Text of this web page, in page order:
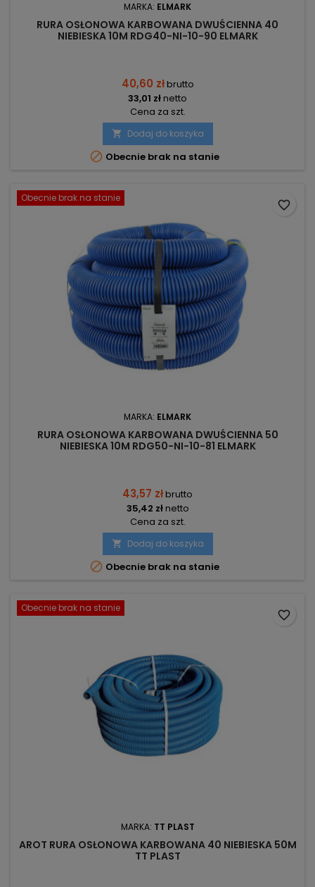
MARKA: ELMARK
RURA OSŁONOWA KARBOWANA DWUŚCIENNA 40
NIEBIESKA 10M RDG40-NI-10-90 ELMARK
40,60 złbrutto
33,01 złnetto
Cena za szt.
 Dodaj do koszyka
 Obecnie brak na stanie
Obecnie brak na stanie
MARKA: ELMARK
RURA OSŁONOWA KARBOWANA DWUŚCIENNA 50
NIEBIESKA 10M RDG50-NI-10-81 ELMARK
43,57 złbrutto
35,42 złnetto
Cena za szt.
 Dodaj do koszyka
 Obecnie brak na stanie
favorite_border
Obecnie brak na stanie
MARKA: TT PLAST
AROT RURA OSŁONOWA KARBOWANA 40 NIEBIESKA 50M
TT PLAST
favorite_border